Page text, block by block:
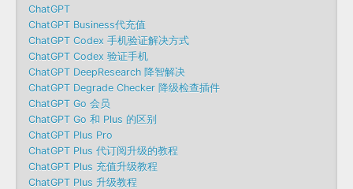
ChatGPT
ChatGPT Business代充值
ChatGPT Codex 手机验证解决方式
ChatGPT Codex 验证手机
ChatGPT DeepResearch 降智解决
ChatGPT Degrade Checker 降级检查插件
ChatGPT Go 会员
ChatGPT Go 和 Plus 的区别
ChatGPT Plus Pro
ChatGPT Plus 代订阅升级的教程
ChatGPT Plus 充值升级教程
ChatGPT Plus 升级教程